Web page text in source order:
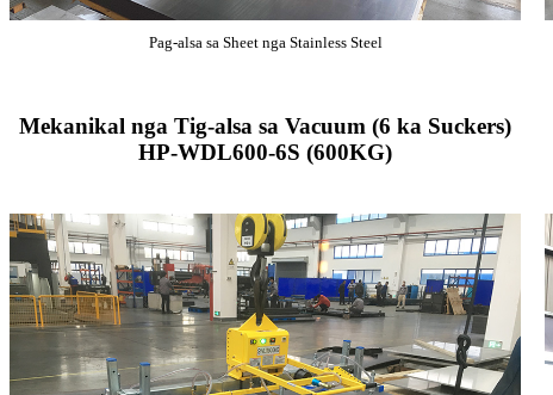
Pag-alsa sa Sheet nga Stainless Steel
Mekanikal nga Tig-alsa sa Vacuum (6 ka Suckers)
HP-WDL600-6S (600KG)